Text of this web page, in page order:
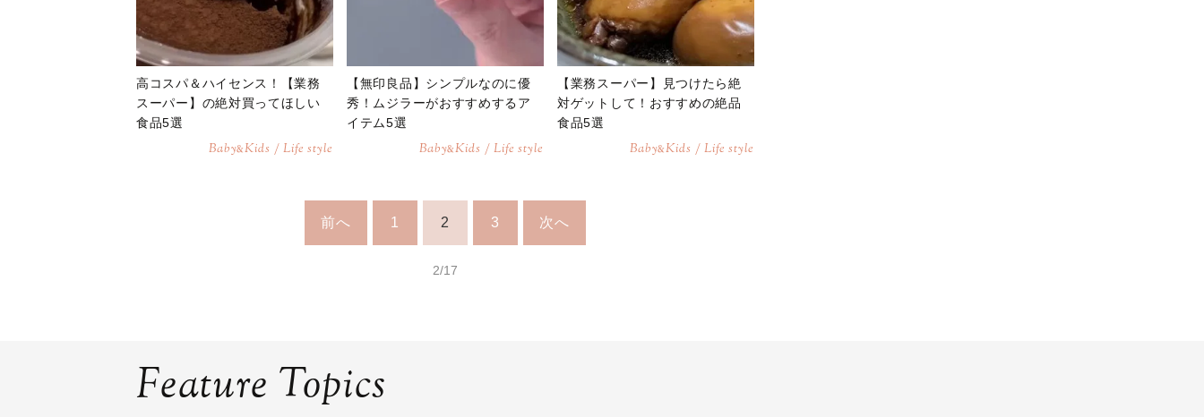
高コスパ＆ハイセンス！【業務
スーパー】の絶対買ってほしい
食品5選
Baby&Kids / Life style
【無印良品】シンプルなのに優
秀！ムジラーがおすすめするア
イテム5選
Baby&Kids / Life style
【業務スーパー】見つけたら絶
対ゲットして！おすすめの絶品
食品5選
Baby&Kids / Life style
前へ 1 2 3 次へ
2/17
Feature Topics